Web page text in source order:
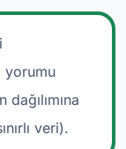
yorumu
veri).